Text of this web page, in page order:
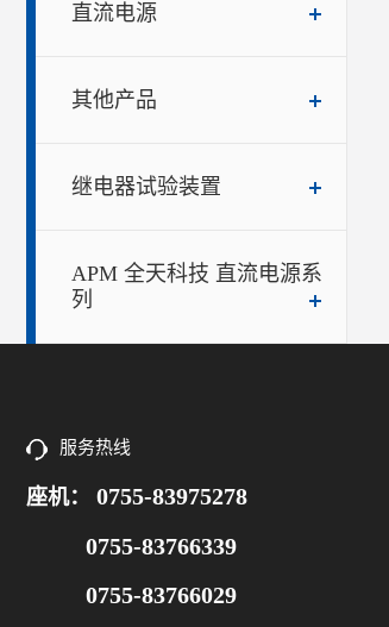
直流电源
其他产品
继电器试验装置
APM 全天科技 直流电源系
列
服务热线
座机：
0755-83975278
0755-83766339
0755-83766029